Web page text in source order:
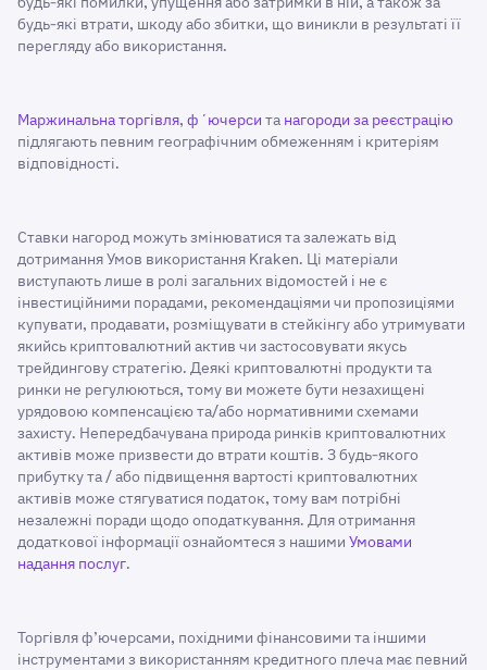
будь-які втрати, шкоду або збитки, що виникли в результаті її
перегляду або використання.
Маржинальна торгівля, фʼючерси та нагороди за реєстрацію
підлягають певним географічним обмеженням і критеріям
відповідності.
Ставки нагород можуть змінюватися та залежать від
дотримання Умов використання Kraken. Ці матеріали
виступають лише в ролі загальних відомостей і не є
інвестиційними порадами, рекомендаціями чи пропозиціями
купувати, продавати, розміщувати в стейкінгу або утримувати
якийсь криптовалютний актив чи застосовувати якусь
трейдингову стратегію. Деякі криптовалютні продукти та
ринки не регулюються, тому ви можете бути незахищені
урядовою компенсацією та/або нормативними схемами
захисту. Непередбачувана природа ринків криптовалютних
активів може призвести до втрати коштів. З будь-якого
прибутку та / або підвищення вартості криптовалютних
активів може стягуватися податок, тому вам потрібні
незалежні поради щодо оподаткування. Для отримання
додаткової інформації ознайомтеся з нашими Умовами
надання послуг.
Торгівля ф’ючерсами, похідними фінансовими та іншими
інструментами з використанням кредитного плеча має певний